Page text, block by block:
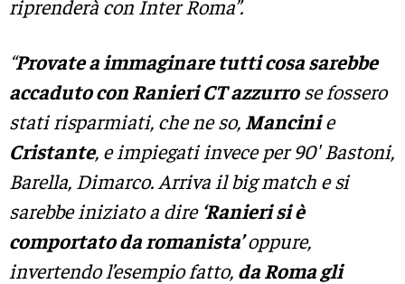
riprenderà con Inter Roma”.
“Provate a immaginare tutti cosa sarebbe
accaduto con Ranieri CT azzurrose fossero
stati risparmiati, che ne so, Mancinie
Cristante, e impiegati invece per 90′ Bastoni,
Barella, Dimarco. Arriva il big match e si
sarebbe iniziato a dire ‘Ranieri si è
comportato da romanista’oppure,
invertendo l’esempio fatto, da Roma gli